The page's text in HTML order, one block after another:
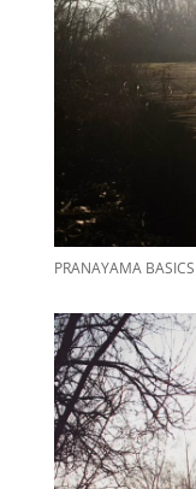
PRANAYAMA BASICS